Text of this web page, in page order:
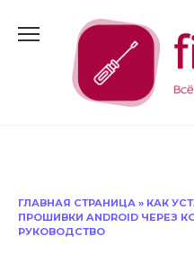
содержанию
ГЛАВНАЯ СТРАНИЦА » КАК
ПРОШИВКИ ANDROID ЧЕРЕЗ
РУКОВОДСТВО